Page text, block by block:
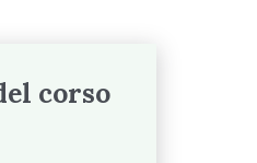
corso